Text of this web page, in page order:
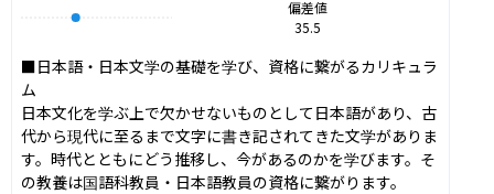
偏差値
35.5
■日本語・日本文学の基礎を学び、資格に繋がるカリキュラ
ム
日本文化を学ぶ上で欠かせないものとして日本語があり、古
代から現代に至るまで文字に書き記されてきた文学がありま
す。時代とともにどう推移し、今があるのかを学びます。そ
の教養は国語科教員・日本語教員の資格に繋がります。